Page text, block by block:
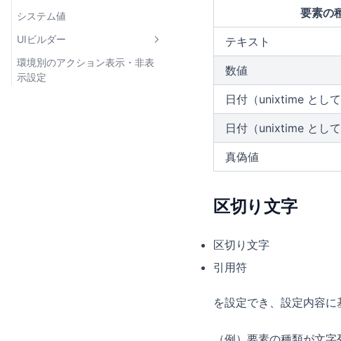
マスターデータの多言語翻訳
システム値
UIビルダー
UIビルダーとは
環境別のアクション表示・非表
示設定
要素の
テキスト
数値
日付（unixtime として
日付（unixtime として
真偽値
区切り文字
区切り文字
引用符
を設定でき、設定内容に